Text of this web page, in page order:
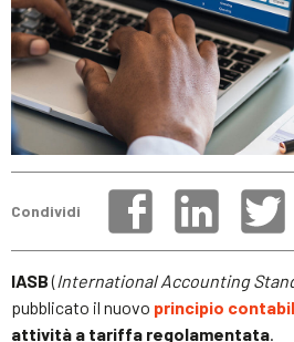
Condividi
IASB(International Accounting
pubblicato il nuovo principio
attività a tariffa regolamentata.